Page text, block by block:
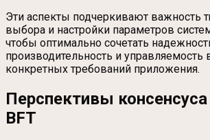
Эти аспекты подчеркивают важность
выбора и настройки параметров
чтобы оптимально сочетать
производительность и управляемость
конкретных требований приложения.
Перспективы
BFT